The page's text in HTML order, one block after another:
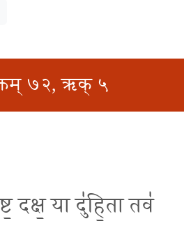
७२, ऋक् ५
दक्ष॒ या दु॑हि॒ता तव॑